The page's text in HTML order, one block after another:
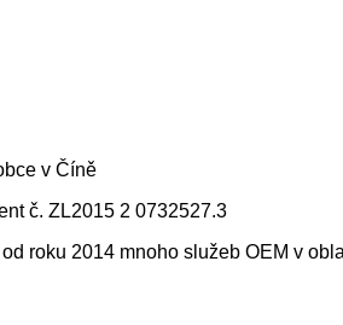
v Číně
č. ZL2015 2 0732527.3
roku 2014 mnoho služeb OEM v